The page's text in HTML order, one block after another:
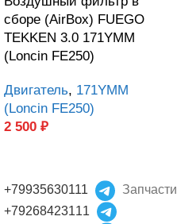
сборе (AirBox) FUEGO
TEKKEN 3.0 171YMM
(Loncin FE250)
Двигатель, 171YMM
(Loncin FE250)
2 500 ₽
+79935630111
Запчасти
+79268423111